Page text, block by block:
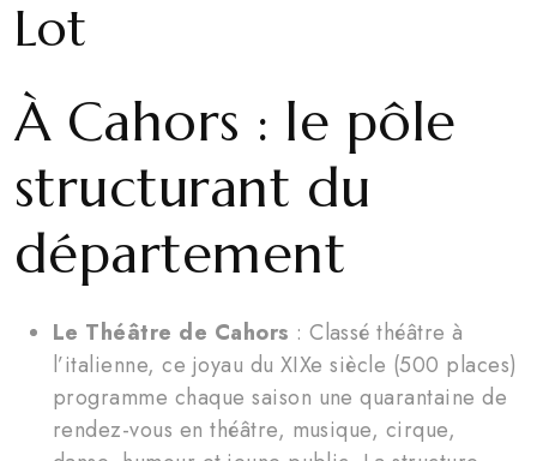
Lot
À Cahors : le pôle
structurant du
département
Le Théâtre de Cahors : Classé théâtre à
l’italienne, ce joyau du XIXe siècle (500 places)
programme chaque saison une quarantaine de
rendez-vous en théâtre, musique, cirque,